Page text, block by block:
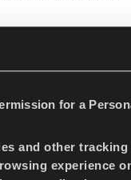
for a
and other
experience
NEIGE
HUMIDE